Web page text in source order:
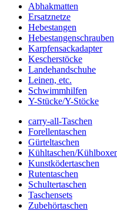
Abhakmatten
Ersatznetze
Hebestangen
Hebestangenschrauben
Karpfensackadapter
Kescherstöcke
Landehandschuhe
Leinen, etc.
Schwimmhilfen
Y-Stücke/Y-Stöcke
carry-all-Taschen
Forellentaschen
Gürteltaschen
Kühltaschen/
Kunstködertaschen
Rutentaschen
Schultertaschen
Taschensets
Zubehörtaschen